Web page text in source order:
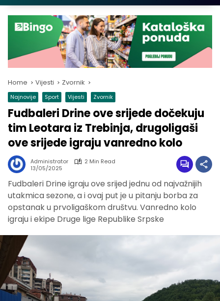
Home Vijesti Zvornik
Najnovije Sport Vijesti Zvornik
Fudbaleri Drine ove srijede dočekuju
tim Leotara iz Trebinja, drugoligaši
ove srijede igraju vanredno kolo
Administrator
2 Min Read
13/05/2025
Fudbaleri Drine igraju ove srijed jednu od najvažnijih
utakmica sezone, a i ovaj put je u pitanju borba za
opstanak u prvoligaškom društvu. Vanredno kolo
igraju i ekipe Druge lige Republike Srpske